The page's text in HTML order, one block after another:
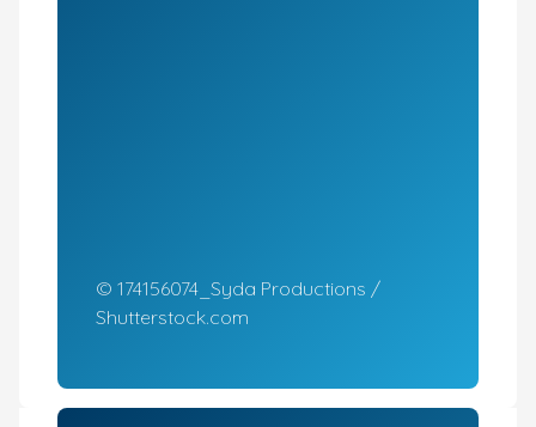
© 174156074_Syda Productions /
Shutterstock.com